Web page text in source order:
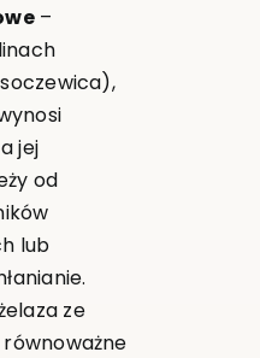
–
jej
od
lub
ze